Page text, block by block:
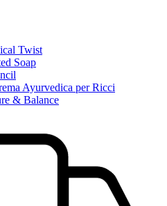
Twist
Soap
Ayurvedica per Ricci
& Balance